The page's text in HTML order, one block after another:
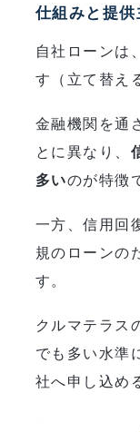
仕組みと提
自社ローンは
す（立て替え
金融機関を通
とに異なり、
多いのが特徴
一方、信用回
規のローンの
す。
クルマテラス
でも多い水準
社へ申し込め